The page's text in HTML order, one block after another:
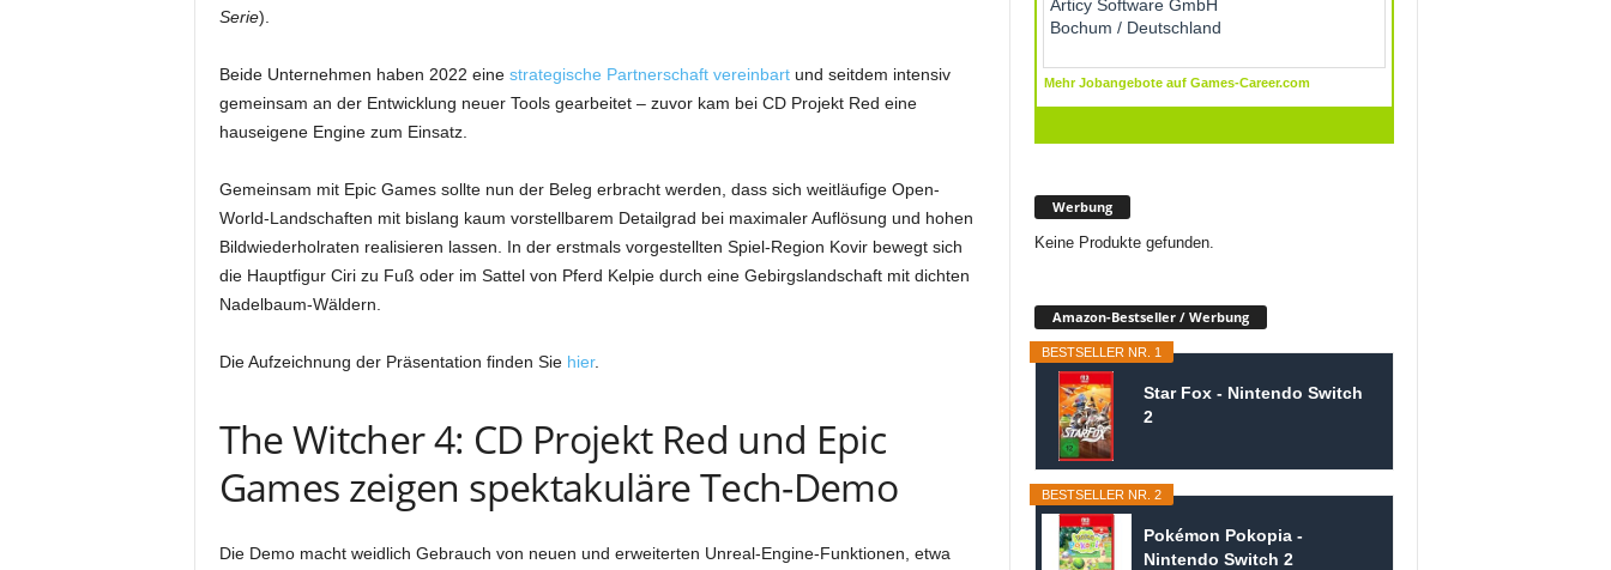
Serie).
Beide Unternehmen haben 2022 eine strategische Partnerschaft vereinbartund seitdem intensiv
gemeinsam an der Entwicklung neuer Tools gearbeitet – zuvor kam bei CD Projekt Red eine
hauseigene Engine zum Einsatz.
Gemeinsam mit Epic Games sollte nun der Beleg erbracht werden, dass sich weitläufige Open-
World-Landschaften mit bislang kaum vorstellbarem Detailgrad bei maximaler Auflösung und hohen
Bildwiederholraten realisieren lassen. In der erstmals vorgestellten Spiel-Region Kovir bewegt sich
die Hauptfigur Ciri zu Fuß oder im Sattel von Pferd Kelpie durch eine Gebirgslandschaft mit dichten
Nadelbaum-Wäldern.
Die Aufzeichnung der Präsentation finden Sie hier.
The Witcher 4: CD Projekt Red und Epic
Games zeigen spektakuläre Tech-Demo
Die Demo macht weidlich Gebrauch von neuen und erweiterten Unreal-Engine-Funktionen, etwa
Werbung
Keine Produkte gefunden.
Amazon-Bestseller / Werbung
BESTSELLER NR. 1
Star Fox - Nintendo Switch
2
BESTSELLER NR. 2
Pokémon Pokopia -
Nintendo Switch 2